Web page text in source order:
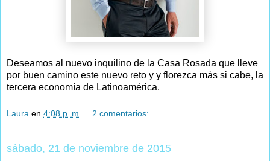
Deseamos al nuevo inquilino de la Casa Rosada que lleve
por buen camino este nuevo reto y y florezca más si cabe, la
tercera economía de Latinoamérica.
Laura en 4:08 p. m. 2 comentarios:
sábado, 21 de noviembre de 2015